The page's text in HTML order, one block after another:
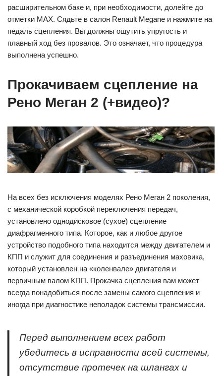
расширительном баке и, при необходимости, долейте до
отметки MAX. Сядьте в салон Renault Megane и нажмите на
педаль сцепления. Вы должны ощутить упругость и
плавный ход без провалов. Это означает, что процедура
выполнена успешно.
Прокачиваем сцепление на
Рено Меган 2 (+видео)?
На всех без исключения моделях Рено Меган 2 поколения,
с механической коробкой переключения передач,
установлено однодисковое (сухое) сцепление
диафрагменного типа. Которое, как и любое другое
устройство подобного типа находится между двигателем и
КПП и служит для соединения и разъединения маховика,
который установлен на «коленвале» двигателя и
первичным валом КПП. Прокачка сцепления вам может
всегда понадобиться после замены самого сцепления и
иногда при диагностике неполадок системы трансмиссии.
Перед выполнением всех работ
убедитесь в исправности всей системы,
отсутствие протечек на шлангах и